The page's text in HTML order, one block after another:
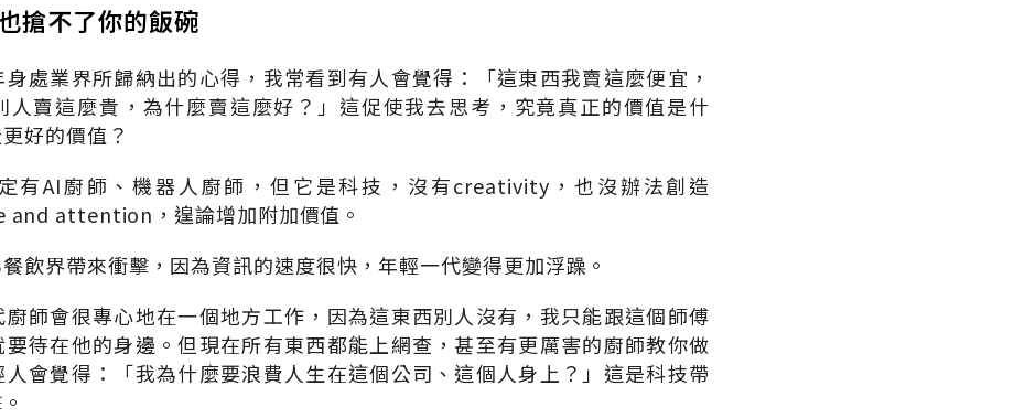
搶不了你的飯碗
處業界所歸納出的心得，我常看到有人會覺得：「這東西我賣這麼便宜，
人賣這麼貴，為什麼賣這麼好？」這促使我去思考，究竟真正的價值是什
好的價值？
有AI廚師、機器人廚師，但它是科技，沒有creativity，也沒辦法創造
and attention，遑論增加附加價值。
飲界帶來衝擊，因為資訊的速度很快，年輕一代變得更加浮躁。
師會很專心地在一個地方工作，因為這東西別人沒有，我只能跟這個師傅
待在他的身邊。但現在所有東西都能上網查，甚至有更厲害的廚師教你做
會覺得：「我為什麼要浪費人生在這個公司、這個人身上？」這是科技帶